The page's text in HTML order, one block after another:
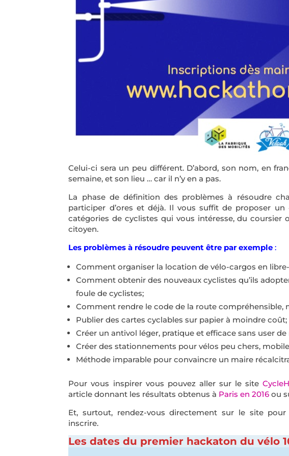
Celui-ci sera un peu différent. D’abord, son nom, en
semaine, et son lieu … car il n’y en a pas.
La phase de définition des problèmes à résoudre
participer d’ores et déjà. Il vous suffit de proposer
catégories de cyclistes qui vous intéresse, du coursier
citoyen.
Les problèmes à résoudre peuvent être par exemple :
Comment organiser la location de vélo-cargos en
Comment obtenir des nouveaux cyclistes qu’ils
foule de cyclistes;
Comment rendre le code de la route compréhensible,
Publier des cartes cyclables sur papier à moindre coût;
Créer un antivol léger, pratique et efficace sans user de
Créer des stationnements pour vélos peu chers,
Méthode imparable pour convaincre un maire
Pour vous inspirer vous pouvez aller sur le site
article donnant les résultats obtenus à Paris en 2016 ou
Et, surtout, rendez-vous directement sur le site
inscrire.
Les dates du premier hackaton du vélo